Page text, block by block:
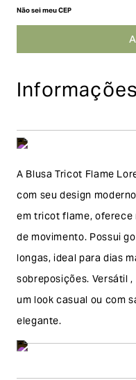
Não sei meu CEP
Informações
A Blusa Tricot Flame
com seu design
em tricot flame,
de movimento. Possui
longas, ideal para dias
sobreposições. Versátil
um look casual ou com
elegante.